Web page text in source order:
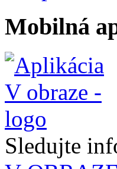
Mobilná
Sledujte